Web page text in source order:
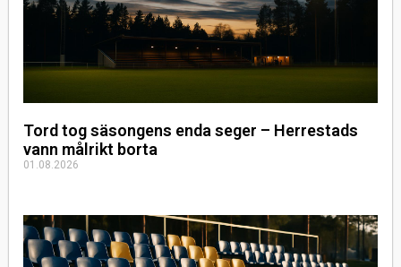
Tord tog säsongens enda seger – Herrestads
vann målrikt borta
01.08.2026